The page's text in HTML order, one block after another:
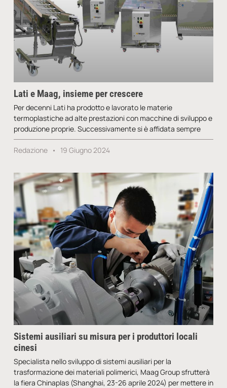
Lati e Maag, insieme per crescere
Per decenni Lati ha prodotto e lavorato le materie
termoplastiche ad alte prestazioni con macchine di sviluppo e
produzione proprie. Successivamente si è affidata sempre
Redazione 19 Giugno 2024
Sistemi ausiliari su misura per i produttori locali
cinesi
Specialista nello sviluppo di sistemi ausiliari per la
trasformazione dei materiali polimerici, Maag Group sfrutterà
la fiera Chinaplas (Shanghai, 23-26 aprile 2024) per mettere in